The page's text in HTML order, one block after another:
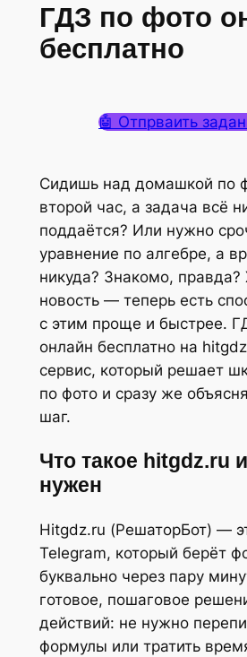
ГДЗ по фото
бесплатно
🤖 Отпрваить
Сидишь над домашкой по
второй час, а задача всё
поддаётся? Или нужно
уравнение по алгебре, а
никуда? Знакомо,
новость — теперь есть
с этим проще и быстрее.
онлайн бесплатно на
сервис, который решает
по фото и сразу же
шаг.
Что такое hitgdz.ru
нужен
Hitgdz.ru (РешаторБот) —
Telegram, который берёт
буквально через пару
готовое, пошаговое
действий: не нужно
формулы или тратить